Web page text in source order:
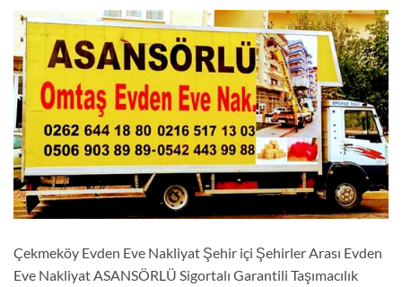
Çekmeköy Evden Eve Nakliyat Şehir içi Şehirler Arası Evden
Eve Nakliyat ASANSÖRLÜ Sigortalı Garantili Taşımacılık